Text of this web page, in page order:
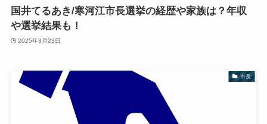
国井てるあき/寒河江市長選挙の経歴や家族は？年収
や選挙結果も！
2025年3月23日
市長